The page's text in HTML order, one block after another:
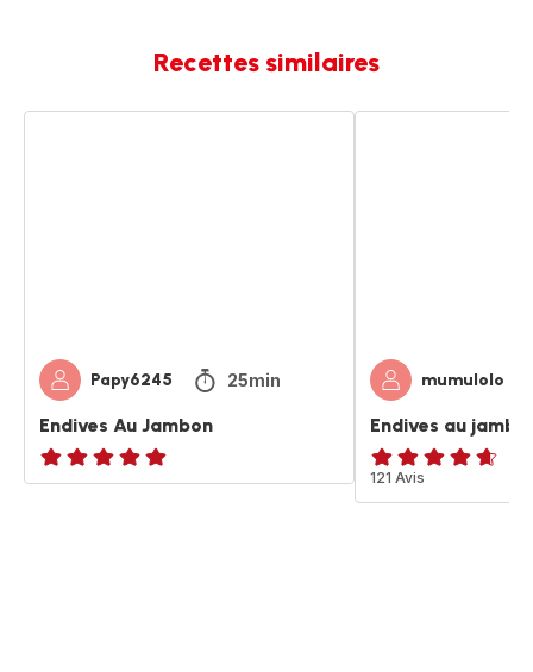
Recettes similaires
Papy6245 25min
Endives Au Jambon
ratings.NaN
mumulolo
Endives au
ratings.4.6
121 Avis